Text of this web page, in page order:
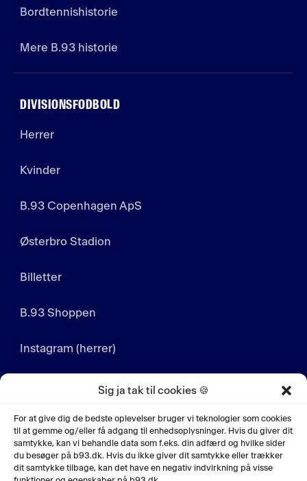
Sig ja tak til cookies 🍪
For at give dig de bedste oplevelser bruger vi teknologier som cookies
til at gemme og/eller få adgang til enhedsoplysninger. Hvis du giver dit
samtykke, kan vi behandle data som f.eks. din adfærd og hvilke sider
du besøger på b93.dk. Hvis du ikke giver dit samtykke eller trækker
dit samtykke tilbage, kan det have en negativ indvirkning på visse
Bordtennishistorie
Mere B.93 historie
DIVISIONSFODBOLD
Herrer
Kvinder
B.93 Copenhagen ApS
Østerbro Stadion
Billetter
B.93 Shoppen
Instagram (herrer)
Instagram (kvinder)
LinkedIn
YouTube